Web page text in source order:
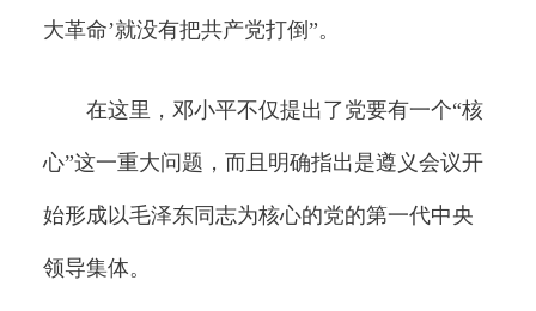
大革命’就没有把共产党打倒”。
在这里，邓小平不仅提出了党要有一个“核
心”这一重大问题，而且明确指出是遵义会议开
始形成以毛泽东同志为核心的党的第一代中央
领导集体。